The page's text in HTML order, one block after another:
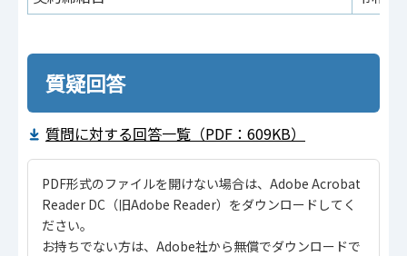
質疑回答
質問に対する回答一覧（PDF：609KB）
PDF形式のファイルを開けない場合は、Adobe Acrobat
Reader DC（旧Adobe Reader）をダウンロードしてく
ださい。
お持ちでない方は、Adobe社から無償でダウンロードで